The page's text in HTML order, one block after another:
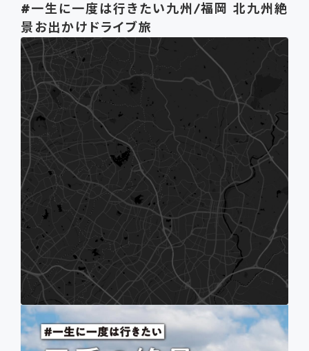
#一生に一度は行きたい九州/福岡 北九州絶
景お出かけドライブ旅